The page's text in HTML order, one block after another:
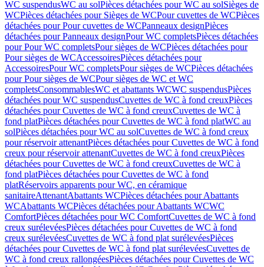
WC suspendusWC au solPièces détachées pour WC au solSièges de
WCPièces détachées pour Sièges de WCPour cuvettes de WCPièces
détachées pour Pour cuvettes de WCPanneaux designPièces
détachées pour Panneaux designPour WC completsPièces détachées
pour Pour WC completsPour sièges de WCPièces détachées pour
Pour sièges de WCAccessoiresPièces détachées pour
AccessoiresPour WC completsPour sièges de WCPièces détachées
pour Pour sièges de WCPour sièges de WC et WC
completsConsommablesWC et abattants WCWC suspendusPièces
détachées pour WC suspendusCuvettes de WC à fond creuxPièces
détachées pour Cuvettes de WC à fond creuxCuvettes de WC à
fond platPièces détachées pour Cuvettes de WC à fond platWC au
solPièces détachées pour WC au solCuvettes de WC à fond creux
pour réservoir attenantPièces détachées pour Cuvettes de WC à fond
creux pour réservoir attenantCuvettes de WC à fond creuxPièces
détachées pour Cuvettes de WC à fond creuxCuvettes de WC à
fond platPièces détachées pour Cuvettes de WC à fond
platRéservoirs apparents pour WC, en céramique
sanitaireAttenantAbattants WCPièces détachées pour Abattants
WCAbattants WCPièces détachées pour Abattants WCWC
ComfortPièces détachées pour WC ComfortCuvettes de WC à fond
creux surélevéesPièces détachées pour Cuvettes de WC à fond
creux surélevéesCuvettes de WC à fond plat surélevéesPièces
détachées pour Cuvettes de WC à fond plat surélevéesCuvettes de
WC à fond creux rallongéesPièces détachées pour Cuvettes de WC